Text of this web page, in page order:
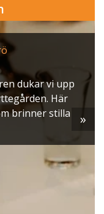
dukar vi upp
Här
brinner stilla
»